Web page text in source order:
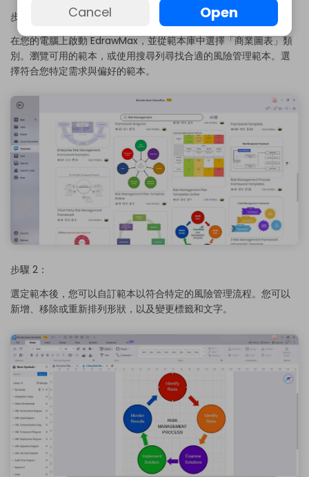
步驟 1：
在您的電腦上啟動 EdrawMax，並從範本庫中選擇「商業圖表」類
別。瀏覽可用的範本，或使用搜尋列尋找合適的風險管理範本。選
擇符合您特定需求與偏好的範本。
步驟 2：
選定範本後，您可以自訂範本以符合特定的風險管理流程。您可以
新增、移除或重新排列形狀，以及變更標籤和文字。
Cancel Open